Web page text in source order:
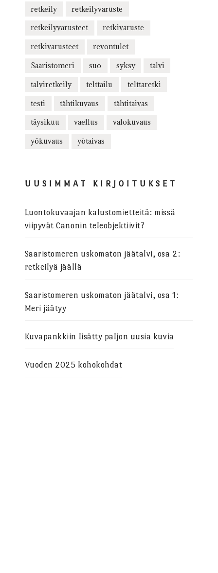
retkeily retkeilyvaruste
retkeilyvarusteet retkivaruste
retkivarusteet revontulet
Saaristomeri suo syksy talvi
talviretkeily telttailu telttaretki
testi tähtikuvaus tähtitaivas
täysikuu vaellus valokuvaus
yökuvaus yötaivas
UUSIMMAT KIRJOITUKSET
Luontokuvaajan kalustomietteitä: missä
viipyvät Canonin teleobjektiivit?
Saaristomeren uskomaton jäätalvi, osa 2:
retkeilyä jäällä
Saaristomeren uskomaton jäätalvi, osa 1:
Meri jäätyy
Kuvapankkiin lisätty paljon uusia kuvia
Vuoden 2025 kohokohdat